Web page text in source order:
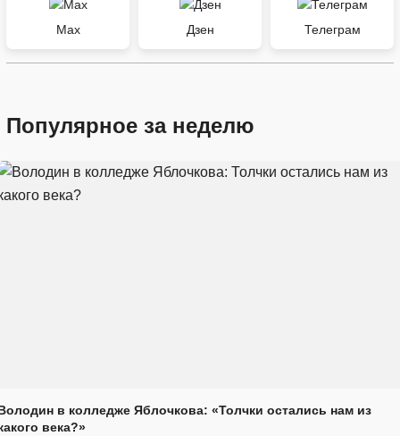
Max Дзен Телеграм
Популярное за неделю
в колледже Яблочкова: «Толчки остались нам из
века?»